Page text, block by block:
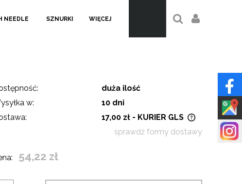
NEEDLE SZNURKI WIĘCEJ
duża ilość
w:
10 dni
17,00 zł - KURIER GLS
sprawdź formy dostawy
54,22 zł